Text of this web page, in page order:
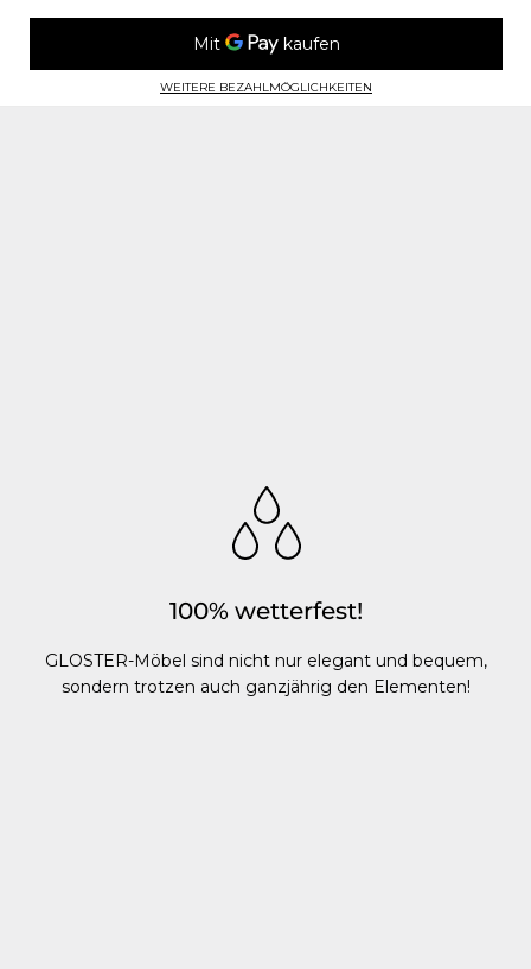
WEITERE BEZAHLMÖGLICHKEITEN
100% wetterfest!
GLOSTER-Möbel sind nicht nur elegant und bequem,
sondern trotzen auch ganzjährig den Elementen!